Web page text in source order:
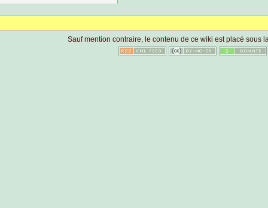
Sauf mention contraire, le contenu de ce wiki est placé sous